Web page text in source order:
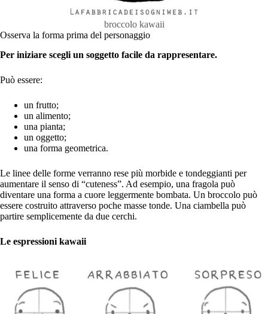
broccolo kawaii
Osserva la forma prima del personaggio
Per iniziare scegli un soggetto facile da rappresentare.
Può essere:
un frutto;
un alimento;
una pianta;
un oggetto;
una forma geometrica.
Le linee delle forme verranno rese più morbide e tondeggianti per
aumentare il senso di “cuteness”. Ad esempio, una fragola può
diventare una forma a cuore leggermente bombata. Un broccolo può
essere costruito attraverso poche masse tonde. Una ciambella può
partire semplicemente da due cerchi.
Le espressioni kawaii